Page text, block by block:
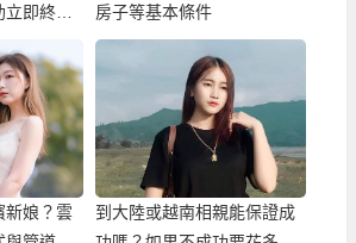
即終結
房子等基本條件
新娘？雲
到大陸或越南相親能保證成